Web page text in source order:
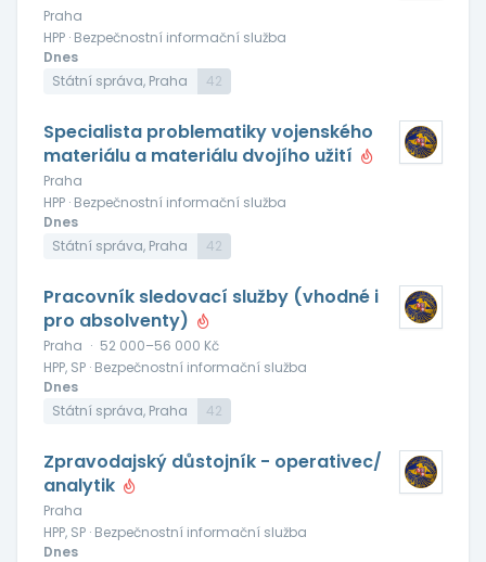
Praha
HPP · Bezpečnostní informační služba
Dnes
Státní správa, Praha
42
Specialista problematiky vojenského
materiálu a materiálu dvojího užití
Praha
HPP · Bezpečnostní informační služba
Dnes
Státní správa, Praha
42
Pracovník sledovací služby (vhodné i
pro absolventy)
Praha · 52 000–56 000 Kč
HPP, SP · Bezpečnostní informační služba
Dnes
Státní správa, Praha
42
Zpravodajský důstojník - operativec/
analytik
Praha
HPP, SP · Bezpečnostní informační služba
Dnes